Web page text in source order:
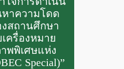
าความโดด
สถานศึกษา
เครื่องหมาย
พพิเศษแห่ง
Special)”